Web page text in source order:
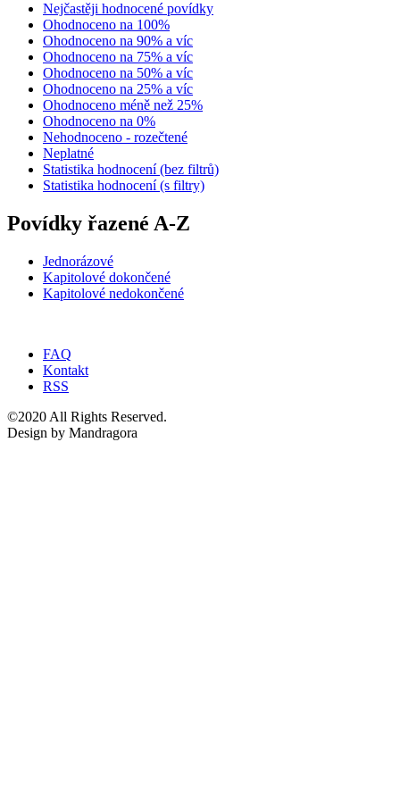
Nejčastěji hodnocené povídky
Ohodnoceno na 100%
Ohodnoceno na 90% a víc
Ohodnoceno na 75% a víc
Ohodnoceno na 50% a víc
Ohodnoceno na 25% a víc
Ohodnoceno méně než 25%
Ohodnoceno na 0%
Nehodnoceno - rozečtené
Neplatné
Statistika hodnocení (bez filtrů)
Statistika hodnocení (s filtry)
Povídky řazené A-Z
Jednorázové
Kapitolové dokončené
Kapitolové nedokončené
FAQ
Kontakt
RSS
©2020 All Rights Reserved.
Design by Mandragora